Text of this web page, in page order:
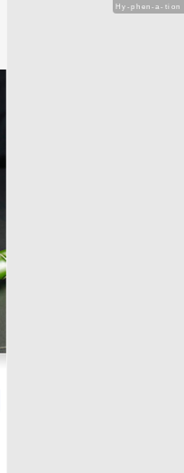
Hy-phen-a-tion